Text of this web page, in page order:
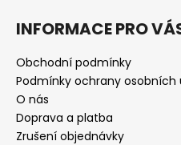
INFORMACE PRO
Obchodní podmínky
Podmínky ochrany osobních
O nás
Doprava a platba
Zrušení objednávky